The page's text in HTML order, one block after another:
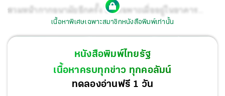
สวมหน้ากากอนามัยอีกครั้ง โดยเฉพาะเมื่ออยู่ในอาคาร
เนื่องจากตัวเลขผู้ติดเชื้อโควิดสายพันธุ์เดลตาเพิ่มมากขึ้น
อย่างรวดเร็วใน 50 รัฐนั้น
เนื้อหาพิเศษเฉพาะสมาชิกหนังสือพิมพ์เท่านั้น
หนังสือพิมพ์ไทยรัฐ
เนื้อหาครบทุกข่าว ทุกคอลัมน์
ทดลองอ่านฟรี 1 วัน